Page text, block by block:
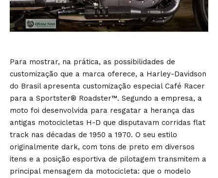
Para mostrar, na prática, as possibilidades de
customização que a marca oferece, a Harley-Davidson
do Brasil apresenta customização especial Café Racer
para a Sportster® Roadster™. Segundo a empresa, a
moto foi desenvolvida para resgatar a herança das
antigas motocicletas H-D que disputavam corridas flat
track nas décadas de 1950 a 1970. O seu estilo
originalmente dark, com tons de preto em diversos
itens e a posição esportiva de pilotagem transmitem a
principal mensagem da motocicleta: que o modelo